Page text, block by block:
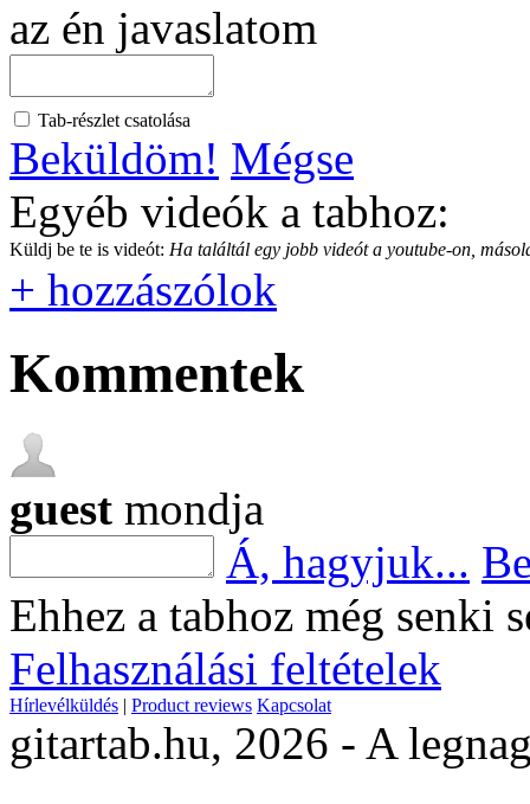
az én javaslatom
Tab-részlet csatolása
Beküldöm! Mégse
Egyéb videók a tabhoz:
Küldj be te is videót: Ha találtál egy jobb videót a youtube-on,
+ hozzászólok
Kommentek
guest mondja
Á, hagyjuk...
Ehhez a tabhoz még senki
Felhasználási feltételek
Hírlevélküldés | Product reviews Kapcsolat
gitartab.hu, 2026 - A